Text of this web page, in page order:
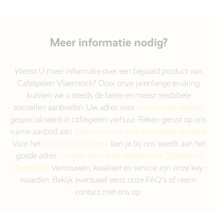
Meer informatie nodig?
Wenst U meer informatie over een bepaald product van
Cafespelen Vlaeminck? Door onze jarenlange ervaring
kunnen we u steeds de beste en meest rendabele
toestellen aanbieden. Uw adres voorverhuur van spellen,
gespecialiseerd in caféspelen verhuur. Reken gerust op ons
ruime aanbod aan spellen te huur voor jouw feest of event.
Voor het huren van spelletjes ben je bij ons steeds aan het
goede adres. Ontdek de leukste spellen met Caféspelen
Vlaeminck. Vertrouwen, kwaliteit en service zijn onze key-
waarden. Bekijk eventueel eerst onze FAQ's of neem
contact met ons op.